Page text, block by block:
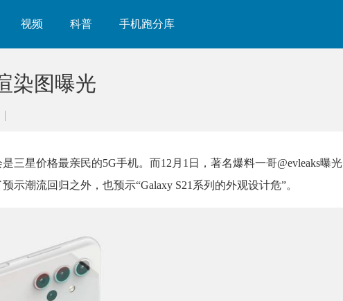
视频 科普 手机跑分库
染图曝光
三星价格最亲民的5G手机。而12月1日，著名爆料一哥@evleaks曝光
示潮流回归之外，也预示“Galaxy S21系列的外观设计危”。